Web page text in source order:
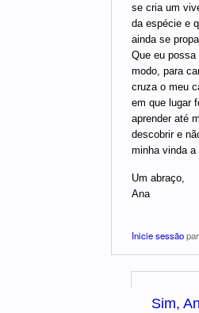
se cria um
da espécie e
ainda se
Que eu possa
modo, para
cruza o meu
em que lugar
aprender até
descobrir e
minha vinda a
Um abraço,
Ana
Inicie sessão
Sim,